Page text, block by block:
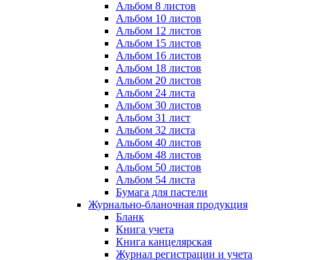
Альбом 8 листов
Альбом 10 листов
Альбом 12 листов
Альбом 15 листов
Альбом 16 листов
Альбом 18 листов
Альбом 20 листов
Альбом 24 листа
Альбом 30 листов
Альбом 31 лист
Альбом 32 листа
Альбом 40 листов
Альбом 48 листов
Альбом 50 листов
Альбом 54 листа
Бумага для пастели
Журнально-бланочная продукция
Бланк
Книга учета
Книга канцелярская
Журнал регистрации и учета